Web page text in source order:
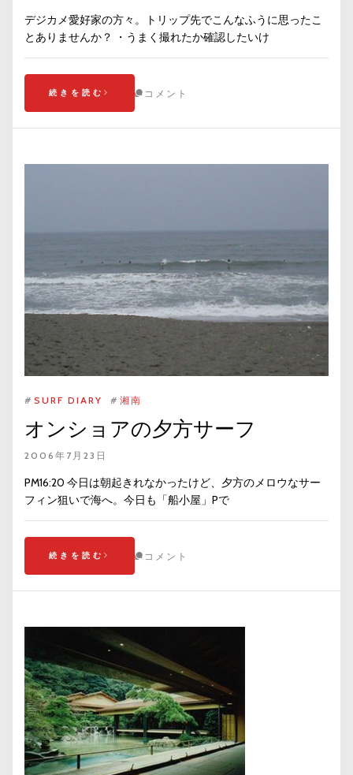
デジカメ愛好家の方々。トリップ先でこんなふうに思ったこ
とありませんか？ ・うまく撮れたか確認したいけ
続きを読む コメント
# SURF DIARY # 湘南
オンショアの夕方サーフ
2006年7月23日
PM16:20 今日は朝起きれなかったけど、夕方のメロウなサー
フィン狙いで海へ。今日も「船小屋」Pで
続きを読む コメント